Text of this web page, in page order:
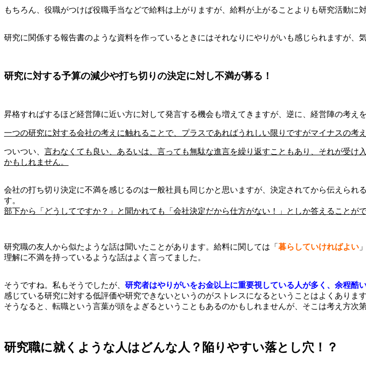
もちろん、役職がつけば役職手当などで給料は上がりますが、給料が上がることよりも研究活動に
研究に関係する報告書のような資料を作っているときにはそれなりにやりがいも感じられますが、
研究に対する予算の減少や打ち切りの決定に対し不満が募る！
昇格すればするほど経営陣に近い方に対して発言する機会も増えてきますが、逆に、経営陣の考え
一つの研究に対する会社の考えに触れることで、プラスであればうれしい限りですがマイナスの考
ついつい、 言わなくても良い、あるいは、言っても無駄な進言を繰り返すこともあり、それが受け
かもしれません。
会社の打ち切り決定に不満を感じるのは一般社員も同じかと思いますが、決定されてから伝えら
す。
部下から「どうしてですか？」と聞かれても「会社決定だから仕方がない！」としか答えることが
研究職の友人から似たような話は聞いたことがあります。給料に関しては「 暮らしていければよい
理解に不満を持っているような話はよく言ってました。
そうですね。私もそうでしたが、 研究者はやりがいをお金以上に重要視している人が多く、余程酷
感じている研究に対する低評価や研究できないというのがストレスになるということはよくあります
そうなると、転職という言葉が頭をよぎるということもあるのかもしれませんが、そこは考え方次
研究職に就くような人はどんな人？陥りやすい落とし穴！？